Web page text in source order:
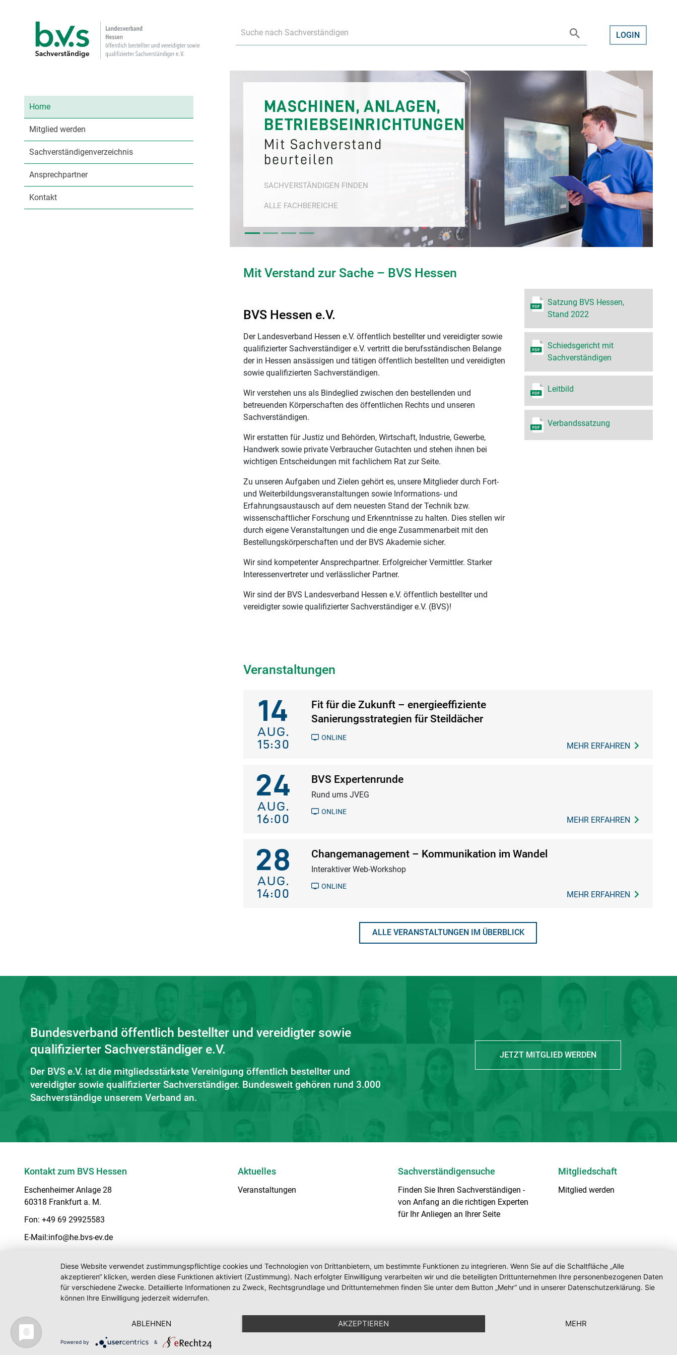
Suche nach Sachverständigen LOGIN
Home
Mitglied werden
Sachverständigenverzeichnis
Ansprechpartner
Kontakt
MASCHINEN, ANLAGEN,
BETRIEBSEINRICHTUNGEN
Mit Sachverstand
beurteilen
SACHVERSTÄNDIGEN FINDEN
ALLE FACHBEREICHE
Mit Verstand zur Sache – BVS Hessen
BVS Hessen e.V.
Der Landesverband Hessen e.V. öffentlich bestellter und vereidigter sowie
qualifizierter Sachverständiger e.V. vertritt die berufsständischen Belange
der in Hessen ansässigen und tätigen öffentlich bestellten und vereidigten
sowie qualifizierten Sachverständigen.
Wir verstehen uns als Bindeglied zwischen den bestellenden und
betreuenden Körperschaften des öffentlichen Rechts und unseren
Sachverständigen.
Wir erstatten für Justiz und Behörden, Wirtschaft, Industrie, Gewerbe,
Handwerk sowie private Verbraucher Gutachten und stehen ihnen bei
wichtigen Entscheidungen mit fachlichem Rat zur Seite.
Zu unseren Aufgaben und Zielen gehört es, unsere Mitglieder durch Fort-
und Weiterbildungsveranstaltungen sowie Informations- und
Erfahrungsaustausch auf dem neuesten Stand der Technik bzw.
wissenschaftlicher Forschung und Erkenntnisse zu halten. Dies stellen wir
durch eigene Veranstaltungen und die enge Zusammenarbeit mit den
Bestellungskörperschaften und der BVS Akademie sicher.
Wir sind kompetenter Ansprechpartner. Erfolgreicher Vermittler. Starker
Interessenvertreter und verlässlicher Partner.
Wir sind der BVS Landesverband Hessen e.V. öffentlich bestellter und
vereidigter sowie qualifizierter Sachverständiger e.V. (BVS)!
Satzung BVS Hessen,
Stand 2022
Schiedsgericht mit
Sachverständigen
Leitbild
Verbandssatzung
Veranstaltungen
14
AUG.
15:30
Fit für die Zukunft – energieeffiziente
Sanierungsstrategien für Steildächer
ONLINE
MEHR ERFAHREN
24
AUG.
16:00
BVS Expertenrunde
Rund ums JVEG
ONLINE
MEHR ERFAHREN
28
AUG.
14:00
Changemanagement – Kommunikation im Wandel
Interaktiver Web-Workshop
ONLINE
MEHR ERFAHREN
ALLE VERANSTALTUNGEN IM ÜBERBLICK
Bundesverband öffentlich bestellter und vereidigter sowie
qualifizierter Sachverständiger e.V.
Der BVS e.V. ist die mitgliedsstärkste Vereinigung öffentlich bestellter und
vereidigter sowie qualifizierter Sachverständiger. Bundesweit gehören rund 3.000
Sachverständige unserem Verband an.
JETZT MITGLIED WERDEN
Kontakt zum BVS Hessen
Eschenheimer Anlage 28
60318 Frankfurt a. M.
Fon: +49 69 29925583
E-Mail:info@he.bvs-ev.de
Aktuelles
Veranstaltungen
Sachverständigensuche
Finden Sie Ihren Sachverständigen -
von Anfang an die richtigen Experten
für Ihr Anliegen an Ihrer Seite
Mitgliedschaft
Mitglied werden
FAQ Impressum Datenschutz Webdesign aus Berlin
Diese Website verwendet zustimmungspflichtige cookies und Technologien von Drittanbietern, um bestimmte Funktionen zu integrieren. Wenn Sie auf die Schaltfläche „Alle
akzeptieren“ klicken, werden diese Funktionen aktiviert (Zustimmung). Nach erfolgter Einwilligung verarbeiten wir und die beteiligten Drittunternehmen Ihre personenbezogenen Daten
für verschiedene Zwecke. Detaillierte Informationen zu Zweck, Rechtsgrundlage und Drittunternehmen finden Sie unter dem Button „Mehr“ und in unserer Datenschutzerklärung. Sie
können Ihre Einwilligung jederzeit widerrufen.
ABLEHNEN AKZEPTIEREN MEHR
Powered by &